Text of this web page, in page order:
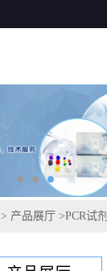
> 产品展厅 >PCR试